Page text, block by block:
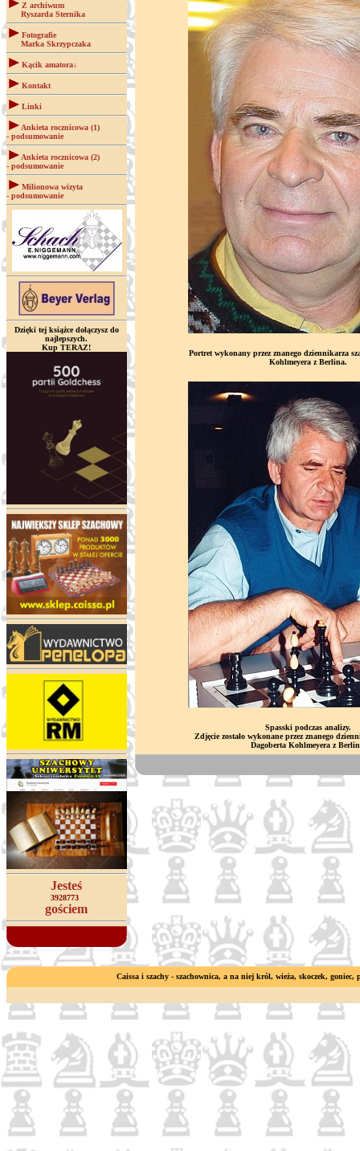
Z archiwum
Ryszarda Sternika
Fotografie
Marka Skrzypczaka
Kącik amatora↓
Kontakt
Linki
Ankieta rocznicowa (1)
- podsumowanie
Ankieta rocznicowa (2)
- podsumowanie
Milionowa wizyta
- podsumowanie
Dzięki tej książce dołączysz do
najlepszych.
Kup TERAZ!
Jesteś
3928773
gościem
Portret wykonany przez znanego dziennikarza
Kohlmeyera z Berlina.
Spasski podczas analizy.
Zdjęcie zostało wykonane przez znanego
Dagoberta Kohlmeyera z
Caissa i szachy - szachownica, a na niej król, wieża, skoczek,